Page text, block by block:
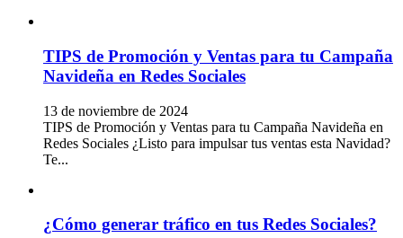
TIPS de Promoción y Ventas para tu Campaña
Navideña en Redes Sociales
13 de noviembre de 2024
TIPS de Promoción y Ventas para tu Campaña Navideña en
Redes Sociales ¿Listo para impulsar tus ventas esta Navidad?
Te...
¿Cómo generar tráfico en tus Redes Sociales?